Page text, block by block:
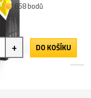
658 bodů
+ DO KOŠÍKU